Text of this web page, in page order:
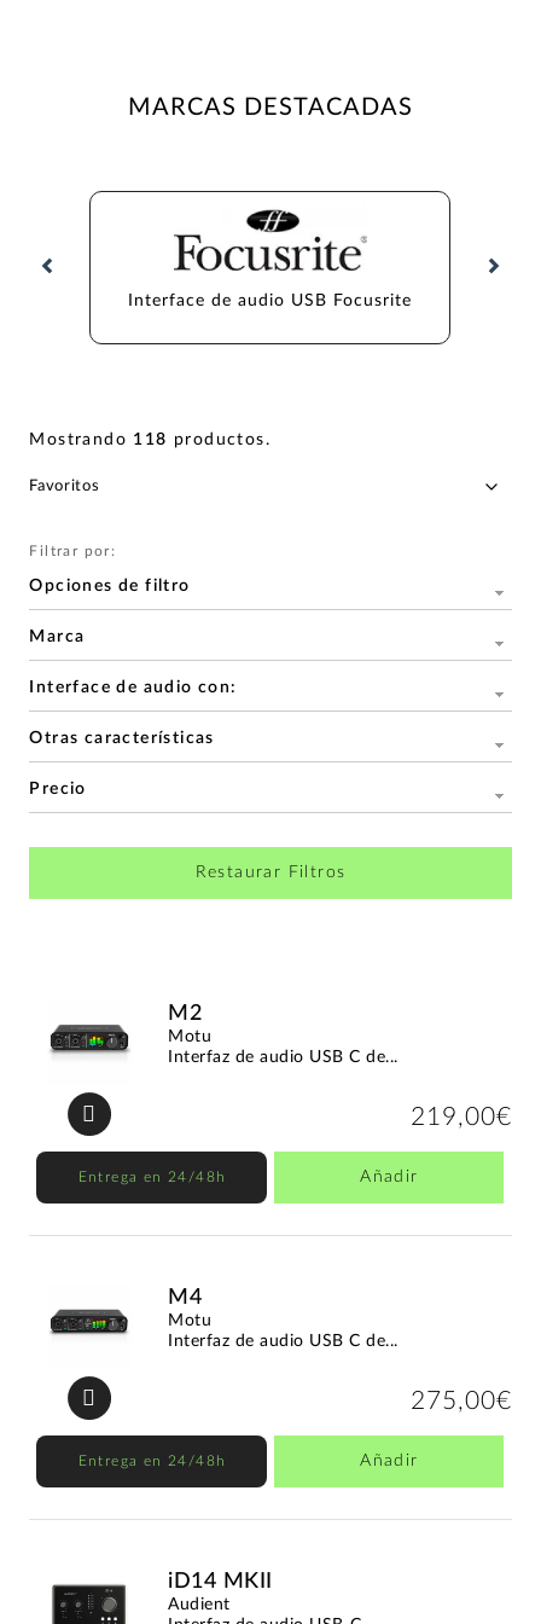
MARCAS DESTACADAS
Interface de audio USB Focusrite
Mostrando 118 productos.
Filtrar por:
Opciones de filtro
Marca
Interface de audio con:
Otras características
Precio
Restaurar Filtros
M2
Motu
Interfaz de audio USB C de...
219,00€
Entrega en 24/48h Añadir
M4
Motu
Interfaz de audio USB C de...
275,00€
Entrega en 24/48h Añadir
iD14 MKII
Audient